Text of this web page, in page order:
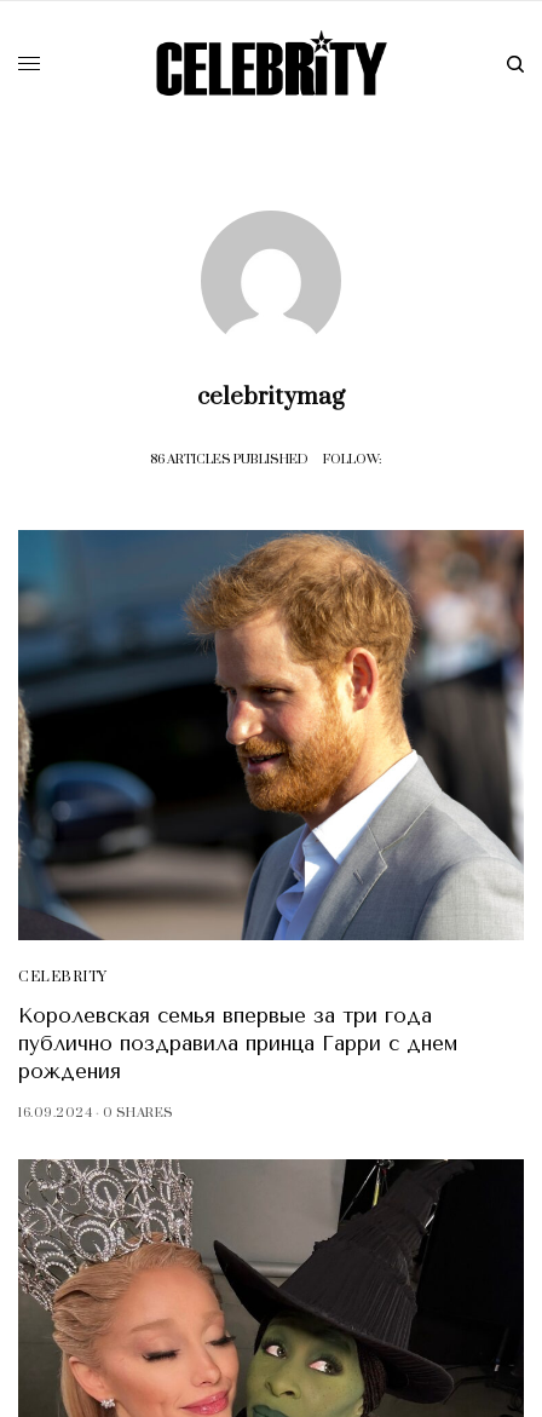
celebritymag
86 ARTICLES PUBLISHED FOLLOW:
CELEBRITY
Королевская семья впервые за три года
публично поздравила принца Гарри с днем
рождения
16.09.2024 0 SHARES